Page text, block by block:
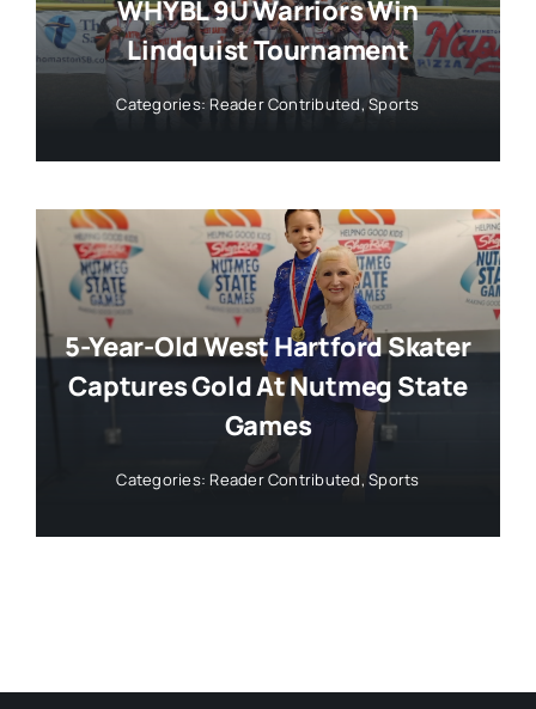
WHYBL 9U Warriors Win
Lindquist Tournament
Categories:Reader Contributed,Sports
5-Year-Old West Hartford Skater
Captures Gold At Nutmeg State
Games
Categories: Reader Contributed,Sports